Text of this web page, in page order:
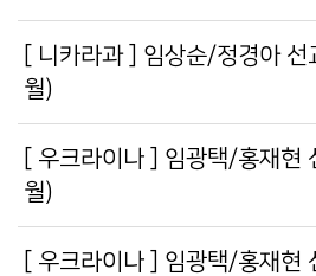
[ 니카라과 ] 임상순/정경아
월)
[ 우크라이나 ] 임광택/홍재현
월)
[ 우크라이나 ] 임광택/홍재현